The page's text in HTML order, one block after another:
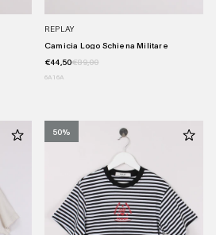
REPLAY
Camicia Logo Schiena Militare
€44,50€89,00
6A 16A
50%